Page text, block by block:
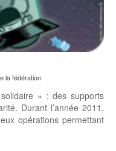
d’exils
la fédération
» : des supports
Durant l’année 2011,
opérations permettant